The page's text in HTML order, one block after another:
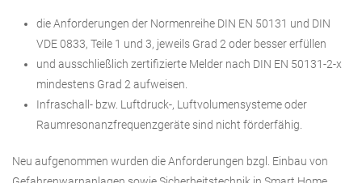
die Anforderungen der Normenreihe DIN EN 50131 und DIN
VDE 0833, Teile 1 und 3, jeweils Grad 2 oder besser erfüllen
und ausschließlich zertifizierte Melder nach DIN EN 50131-2-x
mindestens Grad 2 aufweisen.
Infraschall- bzw. Luftdruck-, Luftvolumensysteme oder
Raumresonanzfrequenzgeräte sind nicht förderfähig.
Neu aufgenommen wurden die Anforderungen bzgl. Einbau von